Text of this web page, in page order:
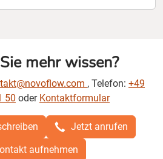
in die Schweißfuge
Werkstoffprofile in wenigen
auf wechselnde Bauteile
Es entstehen spritzfreie Nähte
wodurch selbst
Edelstähle vor Verzug
und zugleich die
mehr wissen?
, Telefon: +49
50 oder Kontaktformular
Jetzt anrufen
aufnehmen